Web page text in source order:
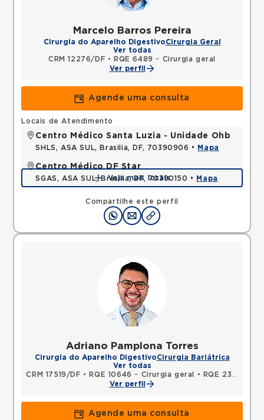
Marcelo Barros Pereira
Cirurgia do Aparelho DigestivoCirurgia Geral
Ver todas
CRM 12276/DF •
RQE 6489 - Cirurgia geral
Ver perfil
Agende uma consulta
Compartilhe este perfil
Locais de Atendimento
Centro Médico Santa Luzia - Unidade Ohb
SHLS, ASA SUL, Brasilia, DF, 70390906 • Mapa
Centro Médico DF Star
SGAS, ASA SUL, Brasilia, DF, 70390150 • Mapa
Veja mais locais
Adriano Pamplona Torres
Cirurgia do Aparelho DigestivoCirurgia Bariátrica
Ver todas
CRM 17519/DF • RQE 10646 - Cirurgia geral •
RQE 23761 - Cirurgia do aparelho digestivo
Ver perfil
Agende uma consulta